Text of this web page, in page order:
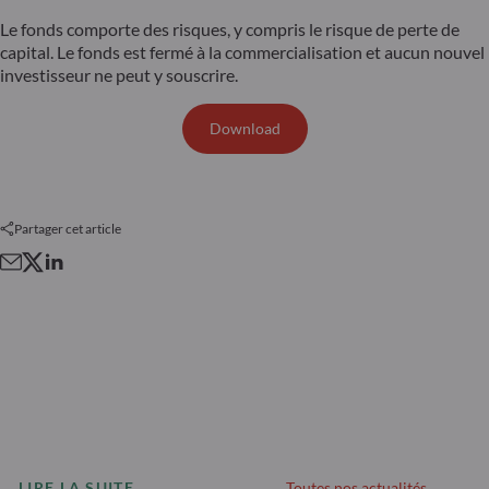
Le fonds comporte des risques, y compris le risque de perte de
capital. Le fonds est fermé à la commercialisation et aucun nouvel
investisseur ne peut y souscrire.
Download
Partager cet article